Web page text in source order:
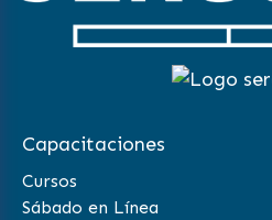
Capacitaciones
Cursos
Sábado en Línea